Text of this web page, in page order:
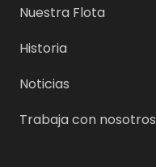
Nuestra Flota
Historia
Noticias
Trabaja con nosotros